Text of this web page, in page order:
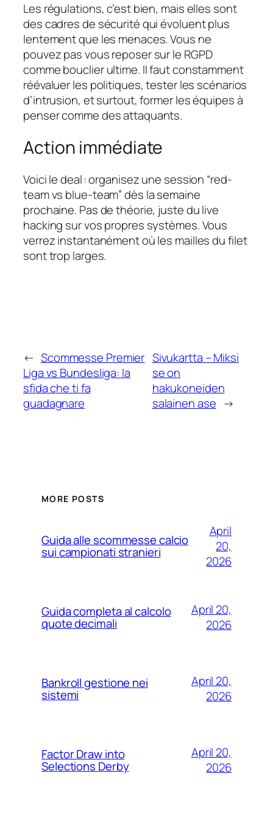
Les régulations, c’est bien, mais elles sont
des cadres de sécurité qui évoluent plus
lentement que les menaces. Vous ne
pouvez pas vous reposer sur le RGPD
comme bouclier ultime. Il faut constamment
réévaluer les politiques, tester les scénarios
d’intrusion, et surtout, former les équipes à
penser comme des attaquants.
Action immédiate
Voici le deal : organisez une session “red-
team vs blue-team” dès la semaine
prochaine. Pas de théorie, juste du live
hacking sur vos propres systèmes. Vous
verrez instantanément où les mailles du filet
sont trop larges.
← Scommesse Premier
Liga vs Bundesliga: la
sfida che ti fa
guadagnare
Sivukartta – Miksi
se on
hakukoneiden
salainen ase →
MORE POSTS
Guida alle scommesse calcio
sui campionati stranieri
April
20,
2026
Guida completa al calcolo
quote decimali
April 20,
2026
Bankroll gestione nei
sistemi
April 20,
2026
Factor Draw into
Selections Derby
April 20,
2026